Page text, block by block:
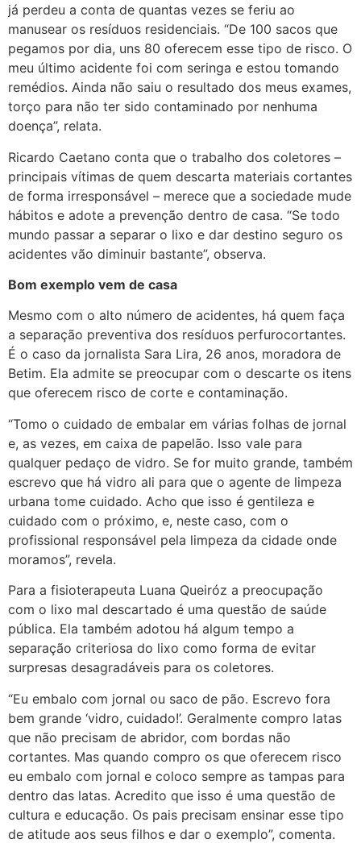
já perdeu a conta de quantas vezes se feriu ao
manusear os resíduos residenciais. “De 100 sacos que
pegamos por dia, uns 80 oferecem esse tipo de risco. O
meu último acidente foi com seringa e estou tomando
remédios. Ainda não saiu o resultado dos meus exames,
torço para não ter sido contaminado por nenhuma
doença”, relata.
Ricardo Caetano conta que o trabalho dos coletores –
principais vítimas de quem descarta materiais cortantes
de forma irresponsável – merece que a sociedade mude
hábitos e adote a prevenção dentro de casa. “Se todo
mundo passar a separar o lixo e dar destino seguro os
acidentes vão diminuir bastante”, observa.
Bom exemplo vem de casa
Mesmo com o alto número de acidentes, há quem faça
a separação preventiva dos resíduos perfurocortantes.
É o caso da jornalista Sara Lira, 26 anos, moradora de
Betim. Ela admite se preocupar com o descarte os itens
que oferecem risco de corte e contaminação.
“Tomo o cuidado de embalar em várias folhas de jornal
e, as vezes, em caixa de papelão. Isso vale para
qualquer pedaço de vidro. Se for muito grande, também
escrevo que há vidro ali para que o agente de limpeza
urbana tome cuidado. Acho que isso é gentileza e
cuidado com o próximo, e, neste caso, com o
profissional responsável pela limpeza da cidade onde
moramos”, revela.
Para a fisioterapeuta Luana Queiróz a preocupação
com o lixo mal descartado é uma questão de saúde
pública. Ela também adotou há algum tempo a
separação criteriosa do lixo como forma de evitar
surpresas desagradáveis para os coletores.
“Eu embalo com jornal ou saco de pão. Escrevo fora
bem grande ‘vidro, cuidado!’. Geralmente compro latas
que não precisam de abridor, com bordas não
cortantes. Mas quando compro os que oferecem risco
eu embalo com jornal e coloco sempre as tampas para
dentro das latas. Acredito que isso é uma questão de
cultura e educação. Os pais precisam ensinar esse tipo
de atitude aos seus filhos e dar o exemplo”, comenta.